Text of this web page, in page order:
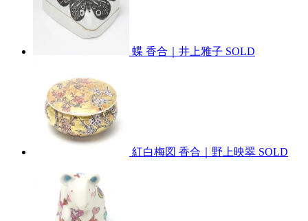
蝶 香合｜井上雅子 SOLD
紅白梅図 香合｜野上映翠 SOLD